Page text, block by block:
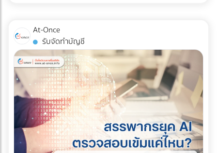
ส่วนอิเล็กทรอนิกส์ขนาดเล็ก, สินค้า E-Commerce, การย้าย
ออฟฟิศขนาดเล็ก, หรือการกระจายสินค้าเข้าสู่ตัวเมืองที่ซอย
แคบ 2. รถบรรทุก 6 ล้อ (ตู้ทึบ / คอก) รถระดับกลางที่เป็น "เดอะ
แบก" ของธุรกิจ SME รองรับน้ำหนักได้ประมาณ 5-7 ตัน ความ
ยาวกระบะมีตั้งแต่ 5-7 เมตร สามารถจัดเรียงสินค้าบนพาเลท
(Pallet) แล้วใช้โฟล์คลิฟต์ยกขึ้นได้อย่างเป็นระบบ ✅ สินค้าที่ตอบ
โจทย์: วัสดุก่อสร้างขนาดกลาง, เครื่องใช้ไฟฟ้าขนาดใหญ่, ยาง
รถยนต์, สินค้าเกษตรแปรรูป, หรือการขนย้ายเครื่องจักรโรงงาน
ขนาดกลาง 3. รถบรรทุก 10 ล้อ พี่ใหญ่แห่งวงการโลจิสติกส์ทาง
บก โครงสร้างแชสซี (Chassis) แข็งแกร่ง บรรทุกน้ำหนักได้สูงสุด
ถึง 15 ตัน (ตามกฎหมายกำหนด) วิ่งทำความเร็วทางไกลข้าม
ของคุณทุกเดือน บทความนี้จะพาเจาะลึกรูปแบบ Layout คลัง
สินค้า 3 สไตล์ที่ได้รับความนิยมมากที่สุดในระดับสากล เพื่อให้คุณ
ตัดสินใจได้ว่า... รูปแบบไหนที่จะช่วยรีดประสิทธิภาพการทำงาน
และเหมาะกับธุรกิจของคุณที่สุด! ทำไมการออกแบบ Layout คลัง
สินค้าถึงเป็นเรื่อง "ชี้เป็นชี้ตาย" ? ก่อนจะไปดูรูปแบบ เราต้อง
เข้าใจก่อนว่าเป้าหมายของการจัด Layout ที่ดีคือการสร้าง
Workflow ที่ลื่นไหลที่สุด ตั้งแต่ของมาส่ง (Receiving) ไปจนถึง
ของออกจากคลัง (Shipping) การออกแบบที่ดีจะช่วยคุณแก้
ปัญหาเหล่านี้: ลดคอขวด (Bottleneck): รถโฟล์คลิฟต์และ
พนักงานไม่ต้องรอคิว หรือวิ่งสวนทางกันในทางเดินแคบๆ เพิ่ม
At-Once
รับจัดทำบัญชี